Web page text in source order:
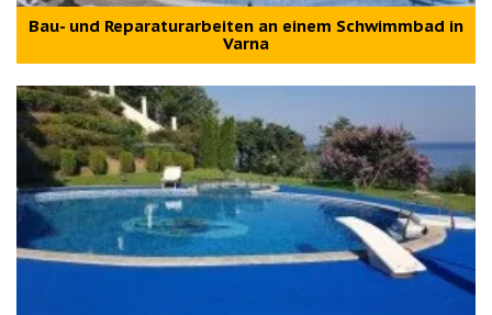
Bau- und Reparaturarbeiten an einem Schwimmbad in
Varna